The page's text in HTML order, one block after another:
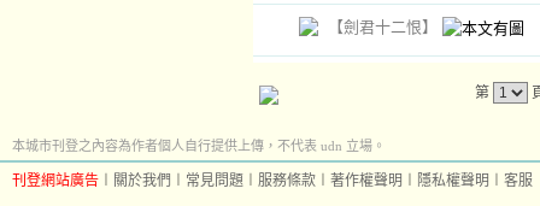
【劍君十二恨】
第
本城市刊登之內容為作者個人自行提供上傳，不代表 udn 立場。
刊登網站廣告 關於我們 常見問題 服務條款 著作權聲明 隱私權聲明 客服